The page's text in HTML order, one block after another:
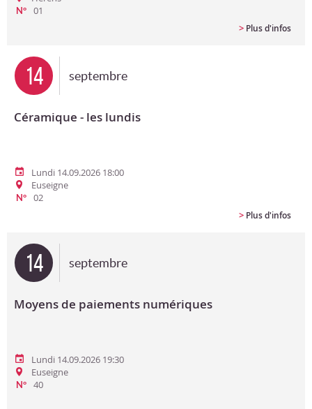
N°
01
> Plus d'infos
14 septembre
Céramique - les lundis
Lundi 14.09.2026 18:00
Euseigne
N°
02
> Plus d'infos
14 septembre
Moyens de paiements numériques
Lundi 14.09.2026 19:30
Euseigne
N° 40